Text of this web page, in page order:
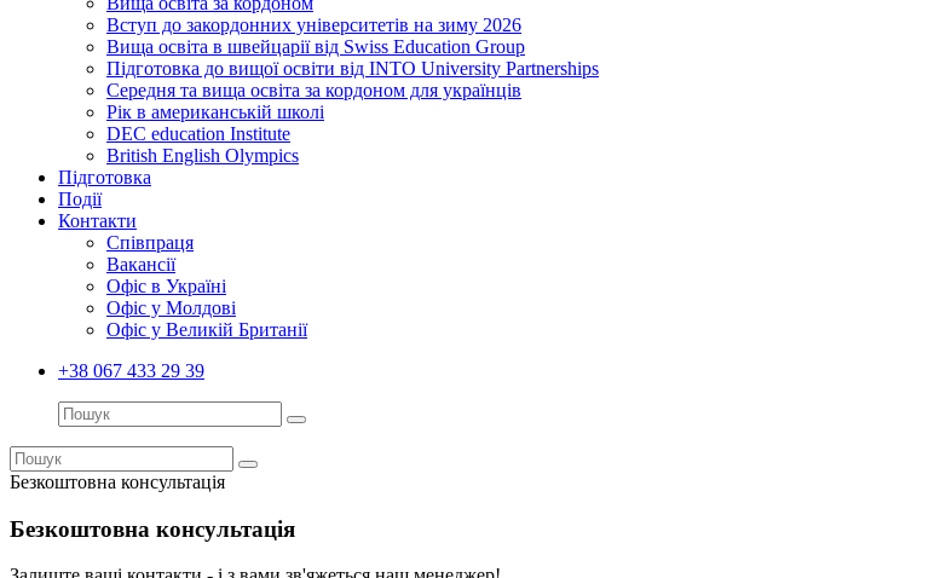
Вступ до закордонних університетів на зиму 2026
Вища освіта в швейцарії від Swiss Education Group
Підготовка до вищої освіти від INTO University Partnerships
Середня та вища освіта за кордоном для українців
Рік в американській школі
DEC education Institute
British English Olympics
Підготовка
Події
Контакти
Співпраця
Вакансії
Офіс в Україні
Офіс у Молдові
Офіс у Великій Британії
+38 067 433 29 39
Безкоштовна консультація
Безкоштовна консультація